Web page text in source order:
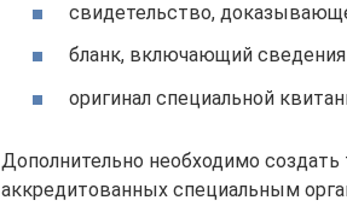
свидетельство,
бланк, включающий
оригинал специальной
Дополнительно необходимо
аккредитованных специальным